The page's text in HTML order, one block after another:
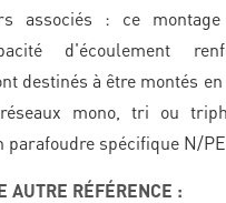
associés : ce
d'écoulement
destinés à être montés
mono, tri ou
parafoudre spécifique N/
AUTRE RÉFÉRENCE :